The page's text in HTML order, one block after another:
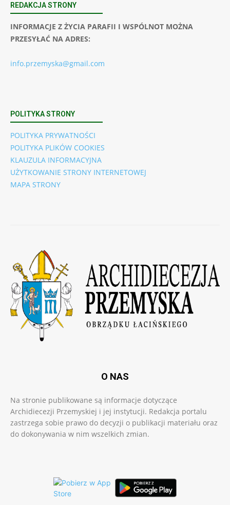
REDAKCJA STRONY
INFORMACJE Z ŻYCIA PARAFII I WSPÓLNOT MOŻNA
PRZESYŁAĆ NA ADRES:
info.przemyska@gmail.com
POLITYKA STRONY
POLITYKA PRYWATNOŚCI
POLITYKA PLIKÓW COOKIES
KLAUZULA INFORMACYJNA
UŻYTKOWANIE STRONY INTERNETOWEJ
MAPA STRONY
O NAS
Na stronie publikowane są informacje dotyczące
Archidiecezji Przemyskiej i jej instytucji. Redakcja portalu
zastrzega sobie prawo do decyzji o publikacji materiału oraz
do dokonywania w nim wszelkich zmian.